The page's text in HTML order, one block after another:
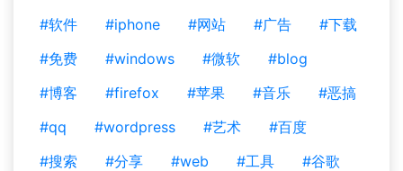
#软件
#iphone #网站 #广告
#下载
#免费
#windows #微软
#blog
#博客
#firefox #苹果 #音乐
#恶搞
#qq
#wordpress #艺术
#百度
#搜索
#分享 #web #工具
#谷歌